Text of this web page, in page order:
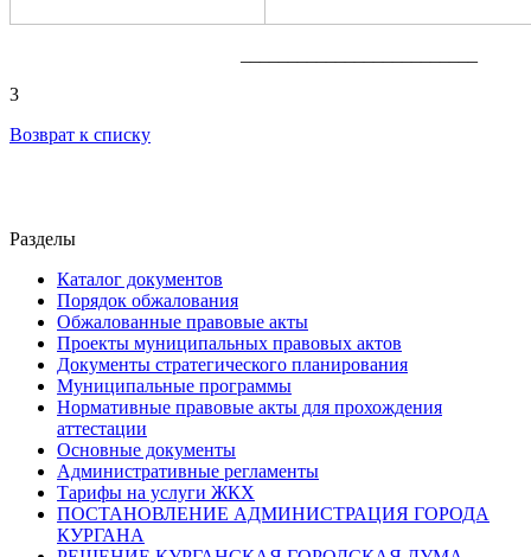
3
Возврат к списку
Разделы
Каталог документов
Порядок обжалования
Обжалованные правовые акты
Проекты муниципальных правовых актов
Документы стратегического планирования
Муниципальные программы
Нормативные правовые акты для прохождения
аттестации
Основные документы
Административные регламенты
Тарифы на услуги ЖКХ
ПОСТАНОВЛЕНИЕ АДМИНИСТРАЦИЯ ГОРОДА
КУРГАНА